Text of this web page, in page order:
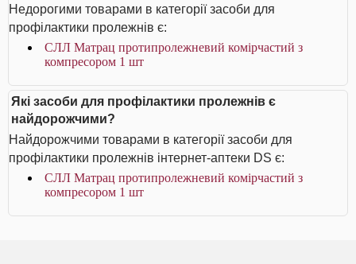
Недорогими товарами в категорії засоби для
профілактики пролежнів є:
СЛЛ Матрац протипролежневий комірчастий з
компресором 1 шт
Які засоби для профілактики пролежнів є
найдорожчими?
Найдорожчими товарами в категорії засоби для
профілактики пролежнів інтернет-аптеки DS є:
СЛЛ Матрац протипролежневий комірчастий з
компресором 1 шт